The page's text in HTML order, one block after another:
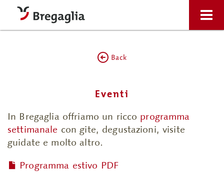
Back
Eventi
In Bregaglia offriamo un ricco programma
settimanale con gite, degustazioni, visite
guidate e molto altro.
Programma estivo PDF